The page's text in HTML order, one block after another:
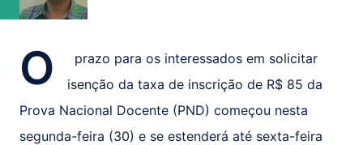
O
prazo para os interessados em solicitar
isenção da taxa de inscrição de R$ 85 da
Prova Nacional Docente (PND) começou nesta
segunda-feira (30) e se estenderá até sexta-feira